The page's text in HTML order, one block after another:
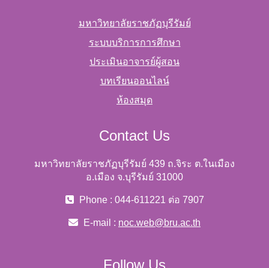
มหาวิทยาลัยราชภัฏบุรีรัมย์
ระบบบริการการศึกษา
ประเมินอาจารย์ผู้สอน
บทเรียนออนไลน์
ห้องสมุด
Contact Us
มหาวิทยาลัยราชภัฏบุรีรัมย์ 439 ถ.จิระ ต.ในเมือง
อ.เมือง จ.บุรีรัมย์ 31000
Phone : 044-611221 ต่อ 7907
E-mail : noc.web@bru.ac.th